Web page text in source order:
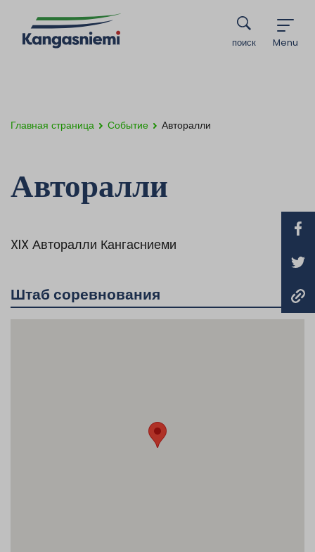
Menu
поиск
Главная страница Событие Авторалли
Авторалли
XIX Авторалли Кангасниеми
Штаб соревнования